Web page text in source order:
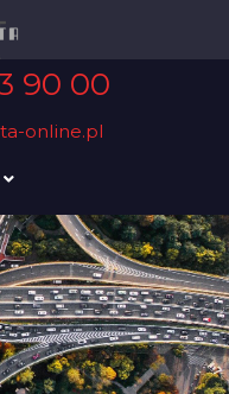
90 00
online.pl